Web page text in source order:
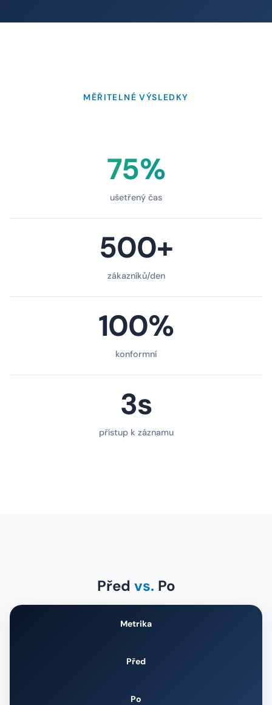
MĚŘITELNÉ VÝSLEDKY
75%
ušetřený čas
500+
zákazníků/den
100%
konformní
3s
přístup k záznamu
Před vs. Po
Metrika
Před
Po